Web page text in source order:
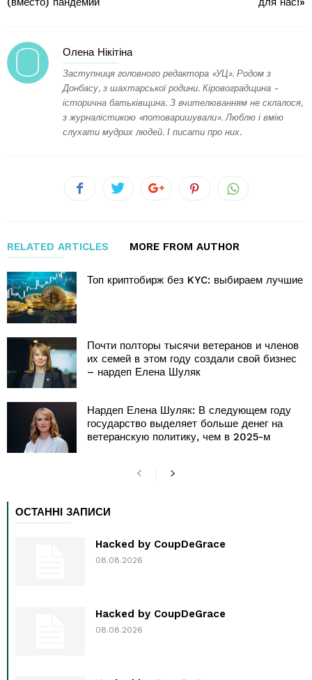
Олена Нікітіна
Заступниця головного редактора «УЦ». Родом з
Донбасу, з шахтарської родини. Кіровоградщина -
історична батьківщина. З вчителюванням не склалося,
з журналістикою «потоваришували». Люблю і вмію
слухати мудрих людей. І писати про них.
RELATED ARTICLES MORE FROM AUTHOR
Топ криптобирж без KYC: выбираем лучшие
Почти полторы тысячи ветеранов и членов
их семей в этом году создали свой бизнес
– нардеп Елена Шуляк
Нардеп Елена Шуляк: В следующем году
государство выделяет больше денег на
ветеранскую политику, чем в 2025-м
ОСТАННІ ЗАПИСИ
Hacked by CoupDeGrace
08.08.2026
Hacked by CoupDeGrace
08.08.2026